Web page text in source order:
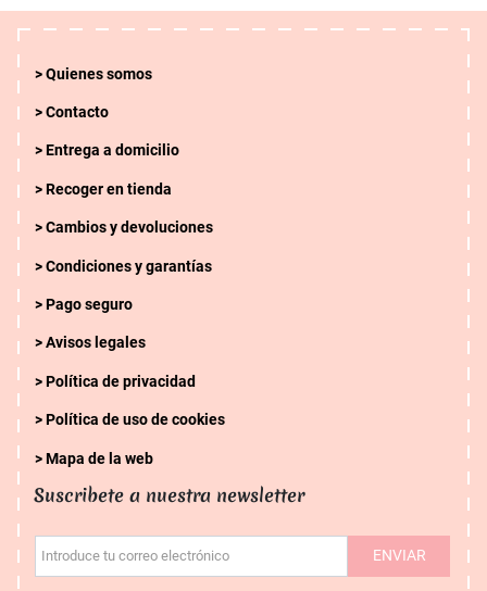
Quienes somos
Contacto
Entrega a domicilio
Recoger en tienda
Cambios y devoluciones
Condiciones y garantías
Pago seguro
Avisos legales
Política de privacidad
Política de uso de cookies
Mapa de la web
Suscribete a nuestra newsletter
Introduce tu correo electrónico ENVIAR